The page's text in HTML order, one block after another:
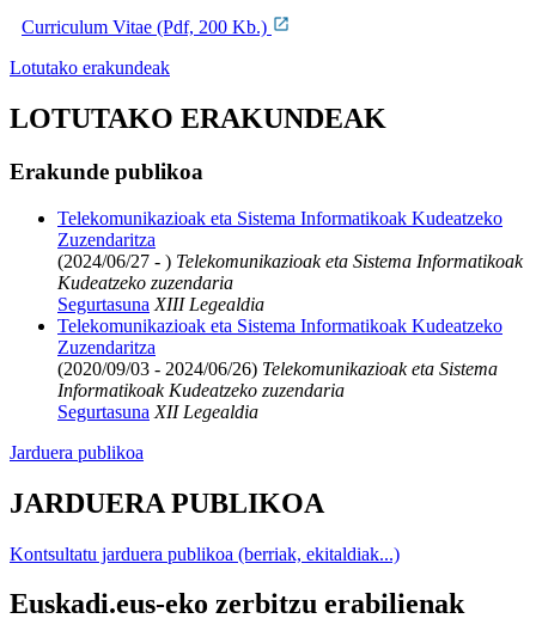
Curriculum Vitae (Pdf, 200 Kb.)
Lotutako erakundeak
LOTUTAKO ERAKUNDEAK
Erakunde publikoa
Telekomunikazioak eta Sistema Informatikoak Kudeatzeko
Zuzendaritza
(2024/06/27 - ) Telekomunikazioak eta Sistema Informatikoak
Kudeatzeko zuzendaria
Segurtasuna XIII Legealdia
Telekomunikazioak eta Sistema Informatikoak Kudeatzeko
Zuzendaritza
(2020/09/03 - 2024/06/26) Telekomunikazioak eta Sistema
Informatikoak Kudeatzeko zuzendaria
Segurtasuna XII Legealdia
Jarduera publikoa
JARDUERA PUBLIKOA
Kontsultatu jarduera publikoa (berriak, ekitaldiak...)
Euskadi.eus-eko zerbitzu erabilienak